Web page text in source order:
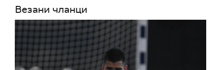
Везани чланци